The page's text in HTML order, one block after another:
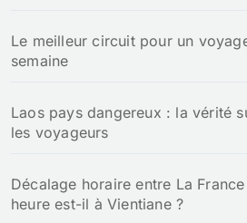
Le meilleur circuit pour un
semaine
Laos pays dangereux : la vérité
les voyageurs
Décalage horaire entre La
heure est-il à Vientiane ?